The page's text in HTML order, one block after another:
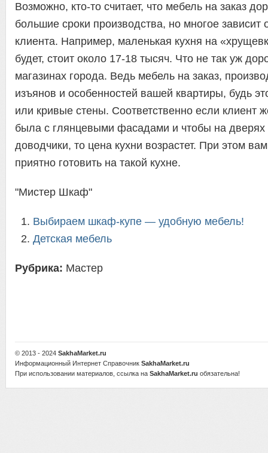
Возможно, кто-то считает, что мебель на заказ
большие сроки производства, но многое зависит
клиента. Например, маленькая кухня на
будет, стоит около 17-18 тысяч. Что не так уж
магазинах города. Ведь мебель на заказ,
изъянов и особенностей вашей квартиры, будь
или кривые стены. Соответственно если клиент
была с глянцевыми фасадами и чтобы на
доводчики, то цена кухни возрастет. При этом
приятно готовить на такой кухне.
"Мистер Шкаф"
Выбираем шкаф-купе — удобную мебель!
Детская мебель
Рубрика: Мастер
© 2013 - 2024 SakhaMarket.ru
Информационный Интернет Справочник SakhaMarket.ru
При использовании материалов, ссылка на SakhaMarket.ru обязательна!